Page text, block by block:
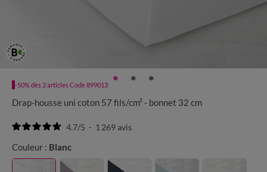
-50% dès 2 articles Code 899013
Drap-housse uni coton 57 fils/cm² - bonnet 32 cm
4.7/5 - 1 269avis
Couleur : Blanc